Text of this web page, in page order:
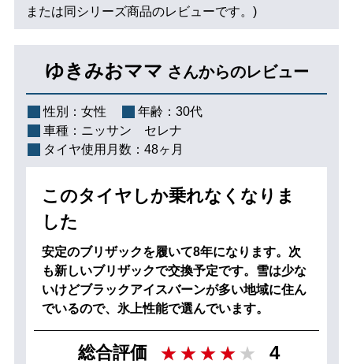
または同シリーズ商品のレビューです。)
ゆきみおママ さんからのレビュー
性別： 女性 年齢： 30代
車種： ニッサン セレナ
タイヤ使用月数： 48ヶ月
このタイヤしか乗れなくなりま
した
安定のブリザックを履いて8年になります。次
も新しいブリザックで交換予定です。雪は少な
いけどブラックアイスバーンが多い地域に住ん
でいるので、氷上性能で選んでいます。
総合評価 4